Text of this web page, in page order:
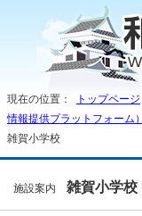
現在の位置： トップページ
情報提供プラットフォーム）
雑賀小学校
施設案内 雑賀小学校